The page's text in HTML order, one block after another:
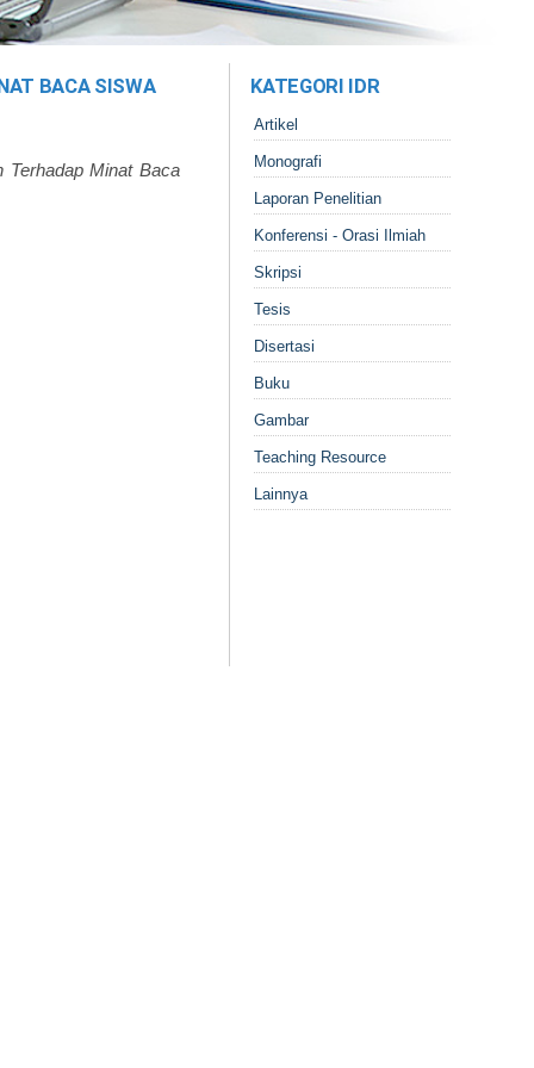
BACA SISWA
Terhadap Minat Baca
KATEGORI IDR
Artikel
Monografi
Laporan Penelitian
Konferensi - Orasi Ilmiah
Skripsi
Tesis
Disertasi
Buku
Gambar
Teaching Resource
Lainnya